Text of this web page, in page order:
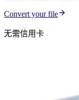
Convert your file
无需信用卡